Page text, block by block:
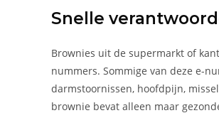
Snelle
Brownies uit de supermarkt of
nummers. Sommige van deze e-
darmstoornissen, hoofdpijn,
brownie bevat alleen maar